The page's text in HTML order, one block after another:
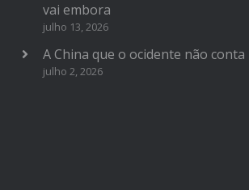
vai embora
julho 13, 2026
A China que o ocidente não conta
julho 2, 2026